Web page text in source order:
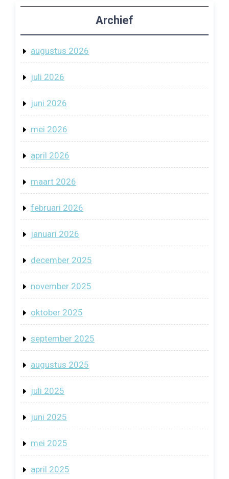
Archief
augustus 2026
juli 2026
juni 2026
mei 2026
april 2026
maart 2026
februari 2026
januari 2026
december 2025
november 2025
oktober 2025
september 2025
augustus 2025
juli 2025
juni 2025
mei 2025
april 2025